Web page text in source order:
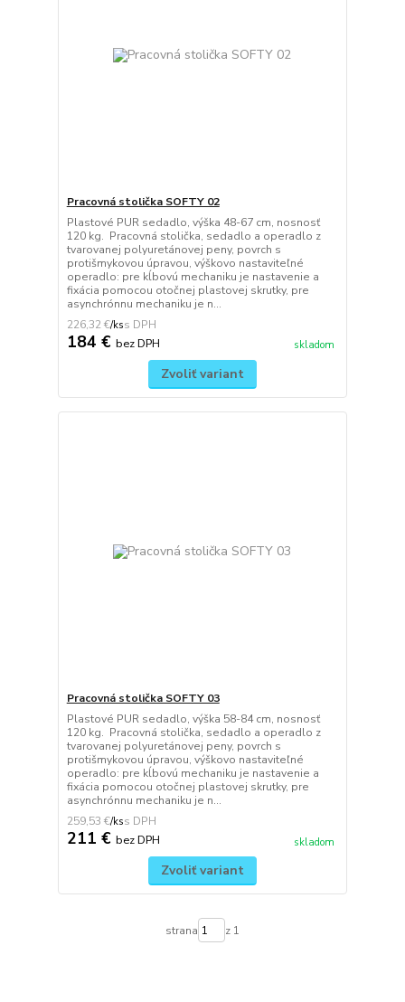
Pracovná stolička SOFTY 02
Plastové PUR sedadlo, výška 48-67 cm, nosnosť
120 kg. Pracovná stolička, sedadlo a operadlo z
tvarovanej polyuretánovej peny, povrch s
protišmykovou úpravou, výškovo nastaviteľné
operadlo: pre kĺbovú mechaniku je nastavenie a
fixácia pomocou otočnej plastovej skrutky, pre
asynchrónnu mechaniku je n...
226,32 €/ks
184 € bez DPH skladom
Zvoliť variant
Pracovná stolička SOFTY 03
Plastové PUR sedadlo, výška 58-84 cm, nosnosť
120 kg. Pracovná stolička, sedadlo a operadlo z
tvarovanej polyuretánovej peny, povrch s
protišmykovou úpravou, výškovo nastaviteľné
operadlo: pre kĺbovú mechaniku je nastavenie a
fixácia pomocou otočnej plastovej skrutky, pre
asynchrónnu mechaniku je n...
259,53 €/ks
211 € bez DPH skladom
Zvoliť variant
strana z 1